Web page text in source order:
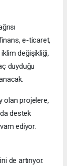
e-ticaret,
iklim değişikliği,
duyduğu
olan projelere,
destek
ediyor.
de artırıyor.